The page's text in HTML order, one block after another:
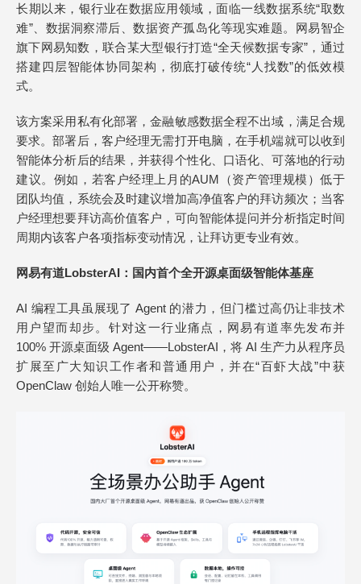
长期以来，银行业在数据应用领域，面临一线数据系统“取数
难”、数据洞察滞后、数据资产孤岛化等现实难题。网易智企
旗下网易知数，联合某大型银行打造“全天候数据专家”，通过
搭建四层智能体协同架构，彻底打破传统“人找数”的低效模
式。
该方案采用私有化部署，金融敏感数据全程不出域，满足合规
要求。部署后，客户经理无需打开电脑，在手机端就可以收到
智能体分析后的结果，并获得个性化、口语化、可落地的行动
建议。例如，若客户经理上月的AUM（资产管理规模）低于
团队均值，系统会及时建议增加高净值客户的拜访频次；当客
户经理想要拜访高价值客户，可向智能体提问并分析指定时间
周期内该客户各项指标变动情况，让拜访更专业有效。
网易有道LobsterAI：国内首个全开源桌面级智能体基座
AI 编程工具虽展现了 Agent 的潜力，但门槛过高仍让非技术
用户望而却步。针对这一行业痛点，网易有道率先发布并
100% 开源桌面级 Agent——LobsterAI，将 AI 生产力从程序员
扩展至广大知识工作者和普通用户，并在“百虾大战”中获
OpenClaw 创始人唯一公开称赞。